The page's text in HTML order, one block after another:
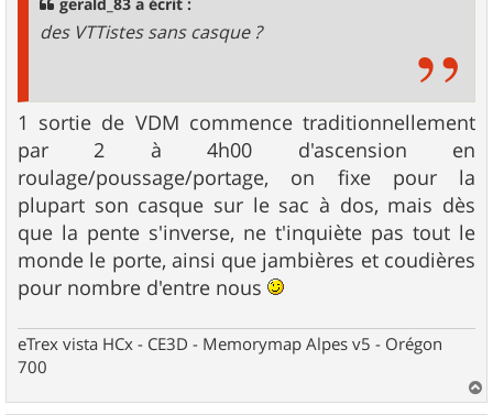
des VTTistes sans casque ?
1 sortie de VDM commence traditionnellement
par 2 à 4h00 d'ascension en
roulage/poussage/portage, on fixe pour la
plupart son casque sur le sac à dos, mais dès
que la pente s'inverse, ne t'inquiète pas tout le
monde le porte, ainsi que jambières et coudières
pour nombre d'entre nous
eTrex vista HCx - CE3D - Memorymap Alpes v5 - Orégon
700
a